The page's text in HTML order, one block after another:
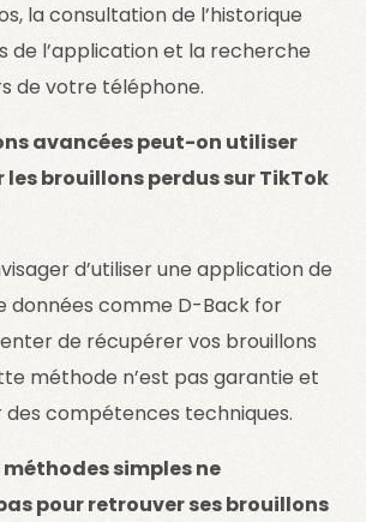
la consultation de l’historique
de l’application et la recherche
de votre téléphone.
avancées peut-on utiliser
les brouillons perdus sur TikTok
d’utiliser une application de
données comme D-Back for
de récupérer vos brouillons
méthode n’est pas garantie et
compétences techniques.
méthodes simples ne
pour retrouver ses brouillons